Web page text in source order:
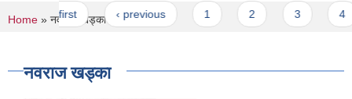
Pages
« first ‹ previous
You are here
Home » नवराज खड्का
नवराज खड्का